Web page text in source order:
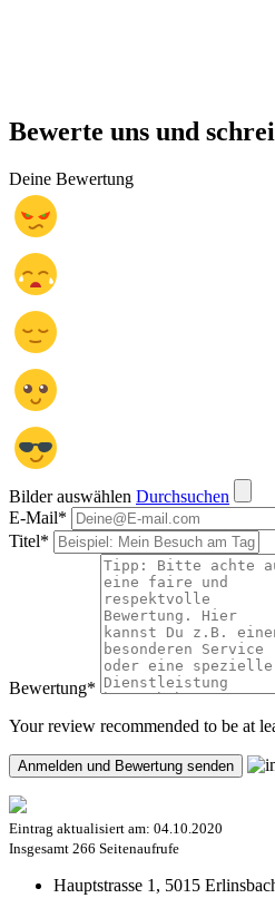
Bewerte uns und
Deine Bewertung
Bilder auswählen Durchsuchen
E-Mail*
Titel*
Bewertung*
Your review recommended to be at
Eintrag aktualisiert am: 04.10.2020
Insgesamt 266 Seitenaufrufe
Hauptstrasse 1, 5015